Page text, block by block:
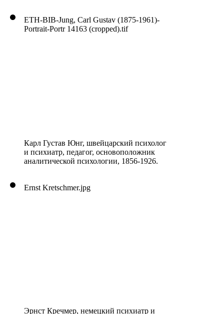
ETH-BIB-Jung, Carl Gustav (1875-1961)-
Portrait-Portr 14163 (cropped).tif
Карл Густав Юнг, швейцарский психолог
и психиатр, педагог, основоположник
аналитической психологии, 1856-1926.
Ernst Kretschmer.jpg
Эрнст Кречмер, немецкий психиатр и